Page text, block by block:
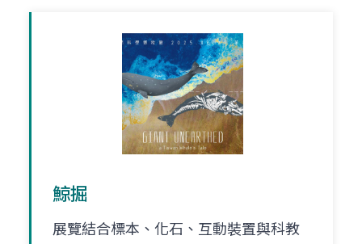
鯨掘
展覽結合標本、化石、互動裝置與科教